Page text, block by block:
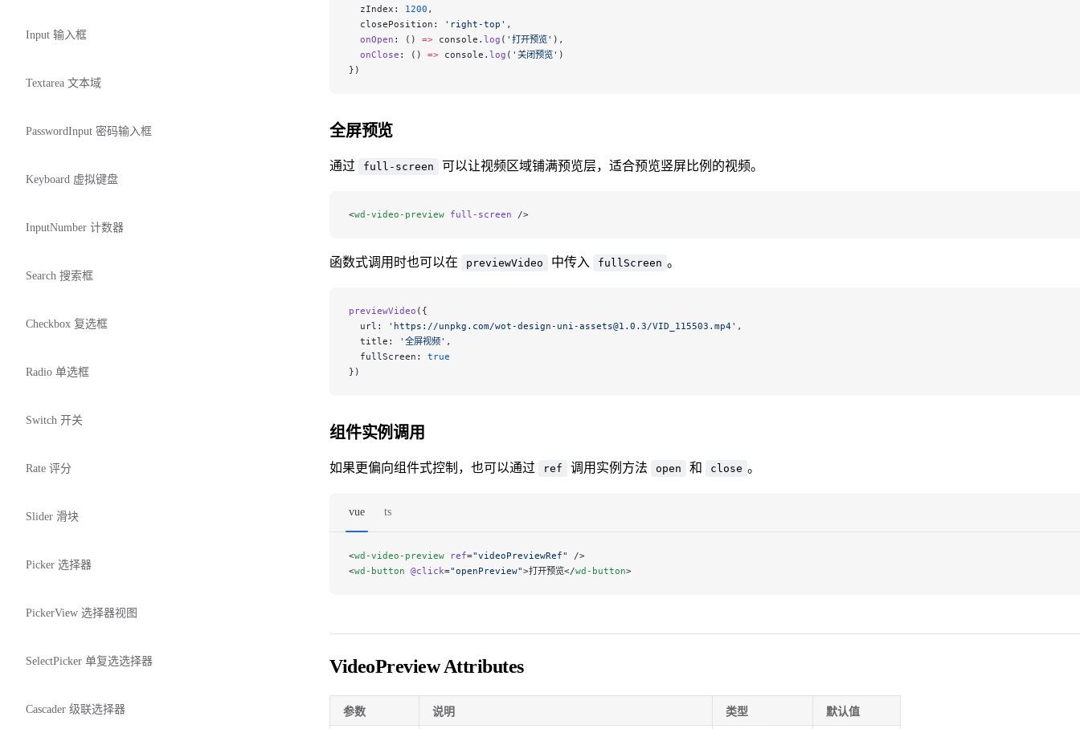
Input 输入框
Textarea 文本域
PasswordInput 密码输入框
Keyboard 虚拟键盘
InputNumber 计数器
Search 搜索框
Checkbox 复选框
Radio 单选框
Switch 开关
Rate 评分
Slider 滑块
Picker 选择器
PickerView 选择器视图
SelectPicker 单复选选择器
Cascader 级联选择器
  zIndex:
1200 ,
  closePosition:
'right-top' ,
  onOpen
: () => console. log ( '打开预览' ),
  onClose
: () => console. log ( '关闭预览' )
})
全屏预览
通过 full-screen 可以让视频区域铺满预览层，适合预览竖屏比例的视频。
<wd-video-preview full-screen />
函数式调用时也可以在 previewVideo 中传入 fullScreen 。
previewVideo ({
  url:
'https://unpkg.com/wot-design-uni-assets@1.0.3/VID_115503.mp4' ,
  title:
'全屏视频' ,
  fullScreen:
true
})
组件实例调用
如果更偏向组件式控制，也可以通过 ref 调用实例方法 open 和 close 。
vue ts
<wd-video-preview ref="videoPreviewRef"
/>
<wd-button @click="openPreview">打开预览</wd-button>
VideoPreview Attributes
参数 说明 类型 默认值